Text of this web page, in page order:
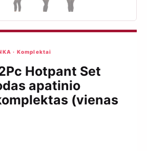
· Komplektai
Hotpant Set
apatinio
(vienas